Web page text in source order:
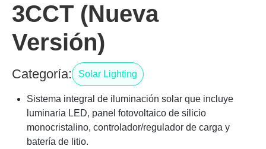
3CCT (Nueva
Versión)
Categoría: Solar Lighting
Sistema integral de iluminación solar que incluye
luminaria LED, panel fotovoltaico de silicio
monocristalino, controlador/regulador de carga y
batería de litio.